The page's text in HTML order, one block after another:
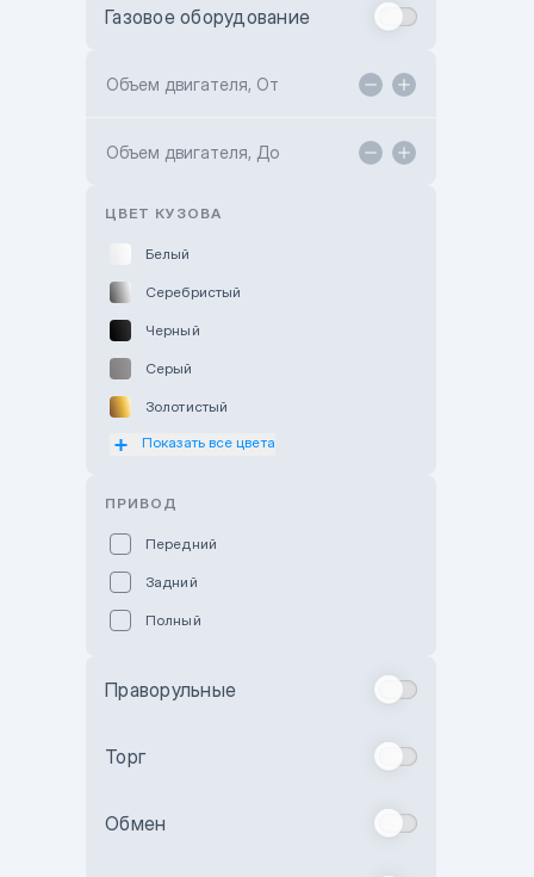
Toyota Kokshetau
Hyundai ShymCity
Газовое оборудование
Объем двигателя, От
Объем двигателя, До
ЦВЕТ КУЗОВА
Белый
Серебристый
Черный
Серый
Золотистый
Оранжевый
Бежевый
Показать все цвета
ПРИВОД
Передний
Задний
Полный
Праворульные
Торг
Обмен